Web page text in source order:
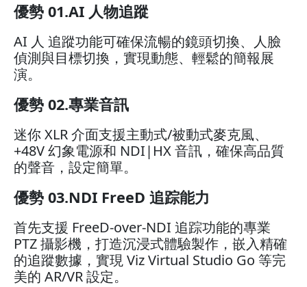
優勢 01.AI 人物追蹤
AI 人 追蹤功能可確保流暢的鏡頭切換、人臉
偵測與目標切換，實現動態、輕鬆的簡報展
演。
優勢 02.專業音訊
迷你 XLR 介面支援主動式/被動式麥克風、
+48V 幻象電源和 NDI|HX 音訊，確保高品質
的聲音，設定簡單。
優勢 03.NDI FreeD 追踪能力
首先支援 FreeD-over-NDI 追踪功能的專業
PTZ 攝影機，打造沉浸式體驗製作，嵌入精確
的追蹤數據，實現 Viz Virtual Studio Go 等完
美的 AR/VR 設定。